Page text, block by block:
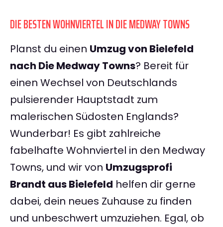
DIE BESTEN WOHNVIERTEL IN DIE MEDWAY TOWNS
Planst du einen Umzug von Bielefeld
nach Die Medway Towns? Bereit für
einen Wechsel von Deutschlands
pulsierender Hauptstadt zum
malerischen Südosten Englands?
Wunderbar! Es gibt zahlreiche
fabelhafte Wohnviertel in den Medway
Towns, und wir von Umzugsprofi
Brandt aus Bielefeld helfen dir gerne
dabei, dein neues Zuhause zu finden
und unbeschwert umzuziehen. Egal, ob